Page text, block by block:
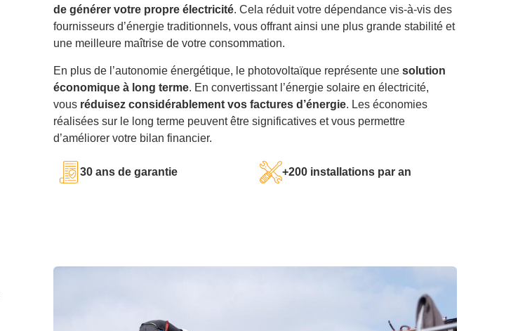
de générer votre propre électricité. Cela réduit votre dépendance vis-à-vis des
fournisseurs d’énergie traditionnels, vous offrant ainsi une plus grande stabilité et
une meilleure maîtrise de votre consommation.
En plus de l’autonomie énergétique, le photovoltaïque représente une solution
économique à long terme. En convertissant l’énergie solaire en électricité,
vous réduisez considérablement vos factures d’énergie. Les économies
réalisées sur le long terme peuvent être significatives et vous permettre
d’améliorer votre bilan financier.
30 ans de garantie +200 installations par an